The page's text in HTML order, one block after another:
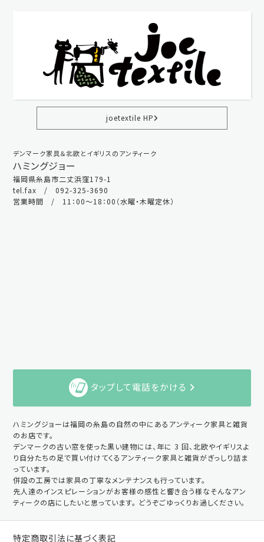
joetextile HP
デンマーク家具＆北欧とイギリスのアンティーク
ハミングジョー
福岡県糸島市二丈浜窪179-1
tel.fax / 092-325-3690
営業時間 / 11：00～18：00（水曜・木曜定休）
タップして電話をかける
ハミングジョーは福岡の糸島の自然の中にあるアンティーク家具と雑貨
のお店です。
デンマークの古い窓を使った黒い建物には、年に 3 回、北欧やイギリスよ
り自分たちの足で買い付けてくるアンティーク家具と雑貨がぎっしり詰ま
っています。
併設の工房では家具の丁寧なメンテナンスも行っています。
先人達のインスピレーションがお客様の感性と響き合う様なそんなアン
ティークの店にしたいと思っています。 どうぞごゆっくりお過しください。
特定商取引法に基づく表記